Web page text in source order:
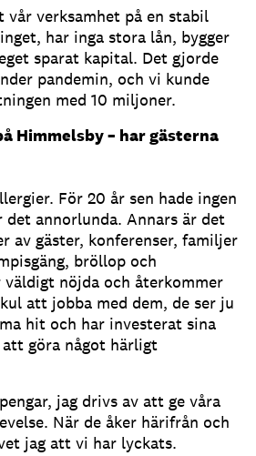
vår verksamhet på en stabil
har inga stora lån, bygger
sparat kapital. Det gjorde
pandemin, och vi kunde
med 10 miljoner.
Himmelsby – har gästerna
För 20 år sen hade ingen
det annorlunda. Annars är det
av gäster, konferenser, familjer
bröllop och
väldigt nöjda och återkommer
att jobba med dem, de ser ju
hit och har investerat sina
göra något härligt
jag drivs av att ge våra
När de åker härifrån och
jag att vi har lyckats.